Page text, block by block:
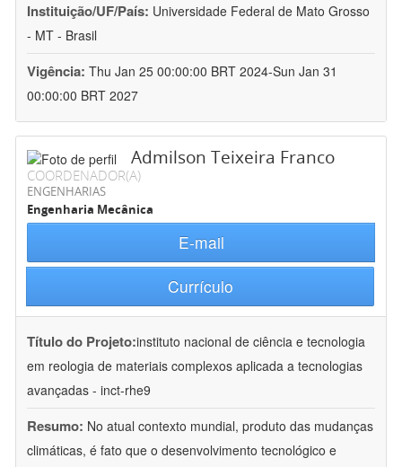
Instituição/UF/País: Universidade Federal de Mato Grosso
- MT - Brasil
Vigência: Thu Jan 25 00:00:00 BRT 2024-Sun Jan 31
00:00:00 BRT 2027
Admilson Teixeira Franco
COORDENADOR(A)
ENGENHARIAS
Engenharia Mecânica
E-mail
Currículo
Título do Projeto:instituto nacional de ciência e tecnologia
em reologia de materiais complexos aplicada a tecnologias
avançadas - inct-rhe9
Resumo: No atual contexto mundial, produto das mudanças
climáticas, é fato que o desenvolvimento tecnológico e